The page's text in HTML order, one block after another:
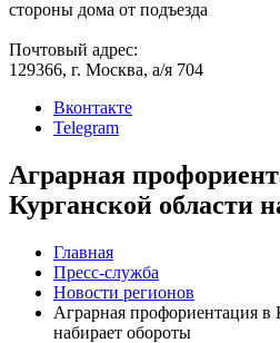
стороны дома от подъезда
Почтовый адрес:
129366, г. Москва, а/я 704
Вконтакте
Telegram
Аграрная
Курганской области
Главная
Пресс-служба
Новости регионов
Аграрная профориентация в
набирает обороты